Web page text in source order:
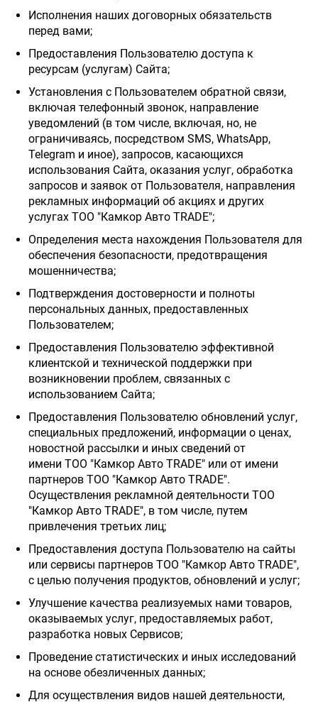
Исполнения наших договорных обязательств
перед вами;
Предоставления Пользователю доступа к
ресурсам (услугам) Сайта;
Установления с Пользователем обратной связи,
включая телефонный звонок, направление
уведомлений (в том числе, включая, но, не
ограничиваясь, посредством SMS, WhatsApp,
Telegram и иное), запросов, касающихся
использования Сайта, оказания услуг, обработка
запросов и заявок от Пользователя, направления
рекламных информаций об акциях и других
услугах ТОО "Камкор Авто TRADE";
Определения места нахождения Пользователя для
обеспечения безопасности, предотвращения
мошенничества;
Подтверждения достоверности и полноты
персональных данных, предоставленных
Пользователем;
Предоставления Пользователю эффективной
клиентской и технической поддержки при
возникновении проблем, связанных с
использованием Сайта;
Предоставления Пользователю обновлений услуг,
специальных предложений, информации о ценах,
новостной рассылки и иных сведений от
имени ТОО "Камкор Авто TRADE" или от имени
партнеров ТОО "Камкор Авто TRADE".
Осуществления рекламной деятельности ТОО
"Камкор Авто TRADE", в том числе, путем
привлечения третьих лиц;
Предоставления доступа Пользователю на сайты
или сервисы партнеров ТОО "Камкор Авто TRADE",
с целью получения продуктов, обновлений и услуг;
Улучшение качества реализуемых нами товаров,
оказываемых услуг, предоставляемых работ,
разработка новых Сервисов;
Проведение статистических и иных исследований
на основе обезличенных данных;
Для осуществления видов нашей деятельности,